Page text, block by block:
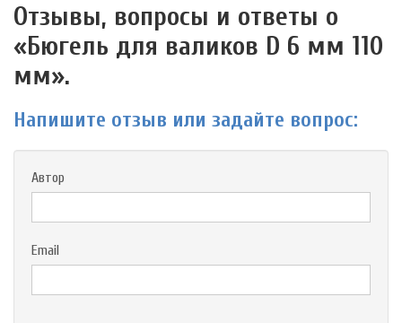
Отзывы, вопросы и ответы о
«Бюгель для валиков D 6 мм 110
мм».
Напишите отзыв или задайте вопрос:
Автор
Email